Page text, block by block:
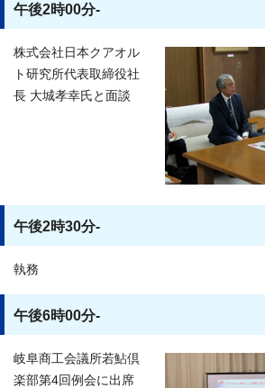
午後2時00分-
株式会社日本クアオル
ト研究所代表取締役社
長 大城孝幸氏と面談
午後2時30分-
執務
午後6時00分-
岐阜商工会議所若鮎倶
楽部第4回例会に出席